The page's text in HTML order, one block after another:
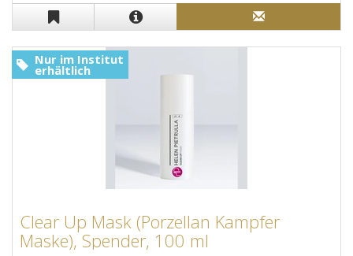
Clear Up Mask (Porzellan Kampfer
Maske), Spender, 100 ml
Nur im Institut
erhältlich